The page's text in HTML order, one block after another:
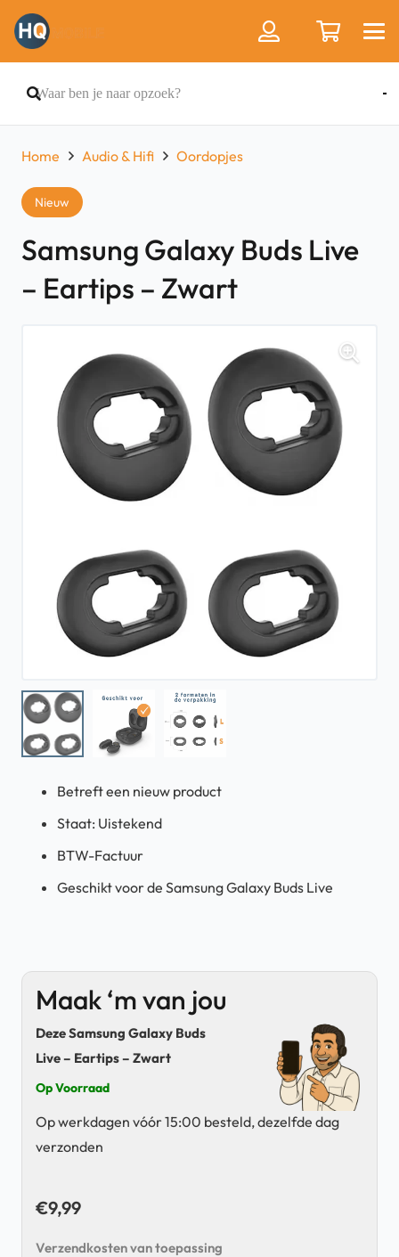
Home Audio & Hifi Oordopjes
Nieuw
Samsung Galaxy Buds Live
– Eartips – Zwart
Betreft een nieuw product
Staat: Uistekend
BTW-Factuur
Geschikt voor de Samsung Galaxy Buds Live
Maak ‘m van jou
Deze Samsung Galaxy Buds
Live – Eartips – Zwart
Op Voorraad
Op werkdagen vóór 15:00 besteld, dezelfde dag
verzonden
€9,99
Verzendkosten van toepassing